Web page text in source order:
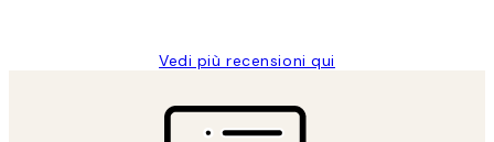
Vedi più recensioni qui